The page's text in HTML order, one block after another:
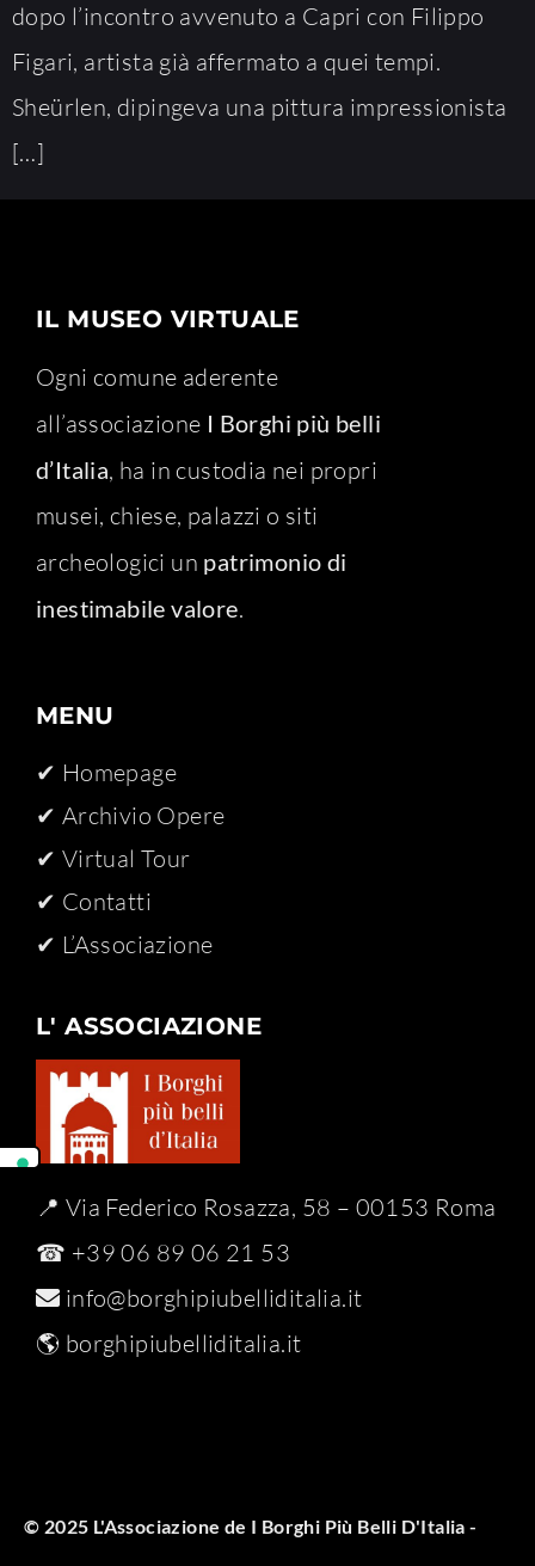
dopo l’incontro avvenuto a Capri con Filippo
Figari, artista già affermato a quei tempi.
Sheürlen, dipingeva una pittura impressionista
[…]
IL MUSEO VIRTUALE
Ogni comune aderente
all’associazione I Borghi più belli
d’Italia, ha in custodia nei propri
musei, chiese, palazzi o siti
archeologici un patrimonio di
inestimabile valore.
MENU
✔ Homepage
✔ Archivio Opere​
✔ Virtual Tour
✔ Contatti
✔ L’Associazione
L' ASSOCIAZIONE
📍 Via Federico Rosazza, 58 – 00153 Roma
☎ +39 06 89 06 21 53
info@borghipiubelliditalia.it
🌎 borghipiubelliditalia.it
© 2025 L'Associazione de I Borghi Più Belli D'Italia -